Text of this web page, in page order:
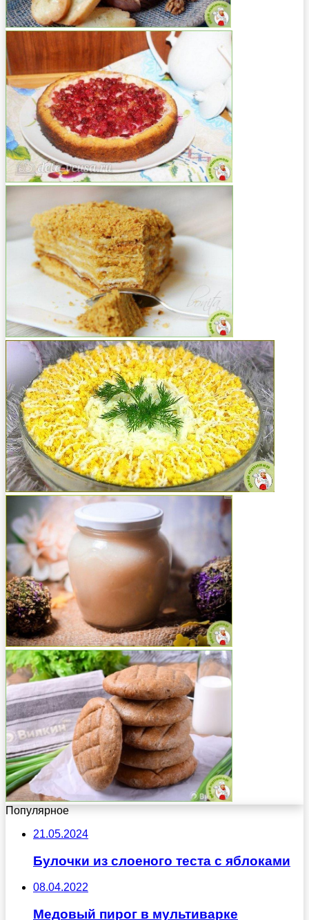
Популярное
21.05.2024
Булочки из слоеного теста с яблоками
08.04.2022
Медовый пирог в мультиварке